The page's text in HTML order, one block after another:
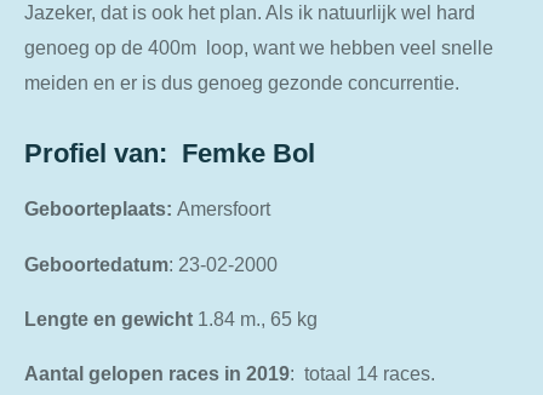
Jazeker, dat is ook het plan. Als ik natuurlijk wel hard
genoeg op de 400m loop, want we hebben veel snelle
meiden en er is dus genoeg gezonde concurrentie.
Profiel van: Femke Bol
Geboorteplaats: Amersfoort
Geboortedatum: 23-02-2000
Lengte en gewicht 1.84 m., 65 kg
Aantal gelopen races in 2019: totaal 14 races.